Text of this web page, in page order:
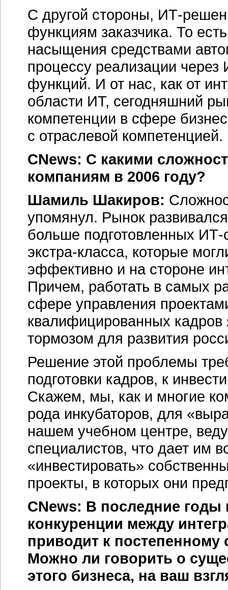
С другой стороны, ИТ-
функциям заказчика. То
насыщения средствами
процессу реализации
функций. И от нас, как от
области ИТ, сегодняшний
компетенции в сфере
с отраслевой компетенцией.
CNews: С какими
компаниям в 2006 году?
Шамиль Шакиров:
упомянул. Рынок
больше подготовленных
экстра-класса, которые
эффективно и на стороне
Причем, работать в самых
сфере управления
квалифицированных
тормозом для развития
Решение этой проблемы
подготовки кадров, к
Скажем, мы, как и многие
рода инкубаторов, для
нашем учебном центре,
специалистов, что дает им
«инвестировать»
проекты, в которых они
CNews: В последние годы
конкуренции между
приводит к
Можно ли говорить о
этого бизнеса, на ваш